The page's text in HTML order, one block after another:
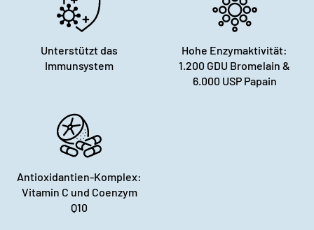
Unterstützt das
Immunsystem
Hohe Enzymaktivität:
1.200 GDU Bromelain &
6.000 USP Papain
Antioxidantien-Komplex:
Vitamin C und Coenzym
Q10